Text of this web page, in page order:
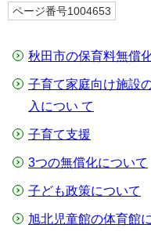
ページ番号1004653
秋田市の保育料無償
⼦育て家庭向け施設
⼊につい て
子育て支援
3つの無償化について
子ども政策について
旭北児童館の体育館